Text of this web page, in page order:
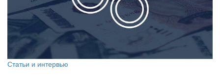
Статьи и интервью